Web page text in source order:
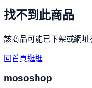
找不到此商品
該商品可能已下架或網址
回首頁逛逛
mososhop